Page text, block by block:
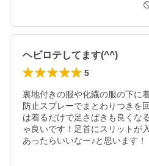
ヘビロテしてます(^^)
5
裏地付きの服や化繊の服の下に
防止スプレーでまとわりつきを
は着るだけで足さばきも良くな
ゃ良いです！足首にスリットが
あったらいいなー♪と思います！